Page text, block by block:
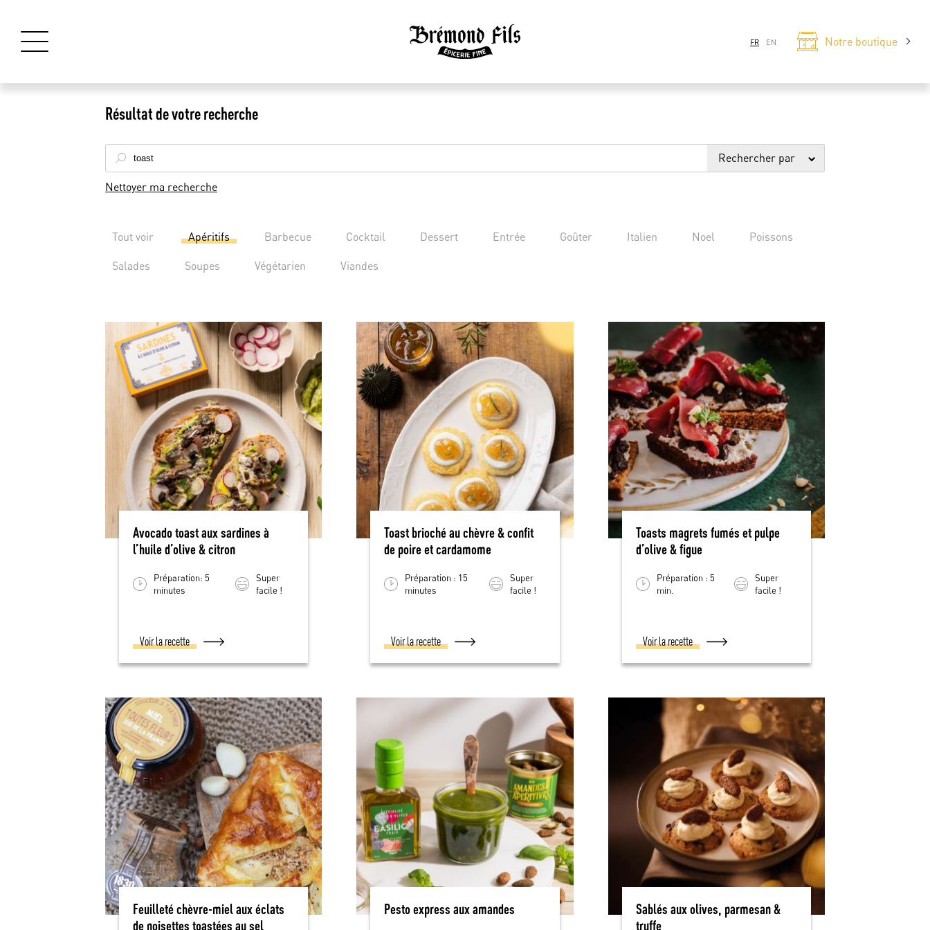
FR EN Notre boutique
Résultat de votre recherche
Rechercher par
Nettoyer ma recherche
Tout voir Apéritifs Barbecue Cocktail Dessert Entrée Goûter Italien Noel Poissons
Salades Soupes Végétarien Viandes
Avocado toast aux sardines à
l’huile d’olive & citron
Préparation: 5
minutes
Super
facile !
Voir la recette
Toast brioché au chèvre & confit
de poire et cardamome
Préparation : 15
minutes
Super
facile !
Voir la recette
Toasts magrets fumés et pulpe
d’olive & figue
Préparation : 5
min.
Super
facile !
Voir la recette
Feuilleté chèvre-miel aux éclats
de noisettes toastées au sel
Pesto express aux amandes
Sablés aux olives, parmesan &
truffe